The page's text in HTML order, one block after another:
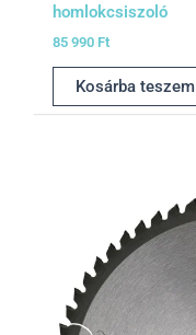
homlokcsiszoló
85 990 Ft
Kosárba teszem